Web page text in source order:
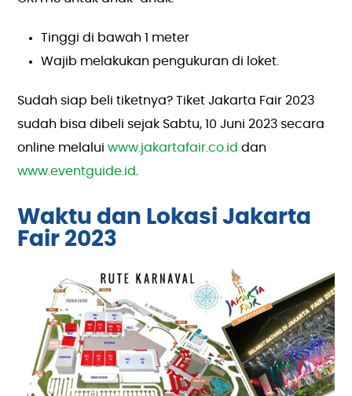
Tinggi di bawah 1 meter
Wajib melakukan pengukuran di loket.
Sudah siap beli tiketnya? Tiket Jakarta Fair 2023
sudah bisa dibeli sejak Sabtu, 10 Juni 2023 secara
online melaluiwww.jakartafair.co.id dan
www.eventguide.id
Waktu dan Lokasi Jakarta
Fair 2023